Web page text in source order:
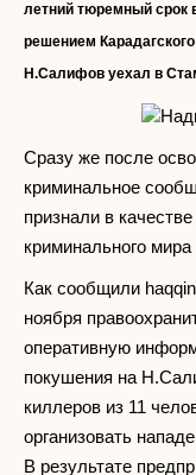
летний тюремный срок
решением
Н.Салифов уехал в
Сразу же после
криминальное
признали в
криминального мира
Как сообщили
ноября
оперативную
покушения на
киллеров из 11
организовать
В результате